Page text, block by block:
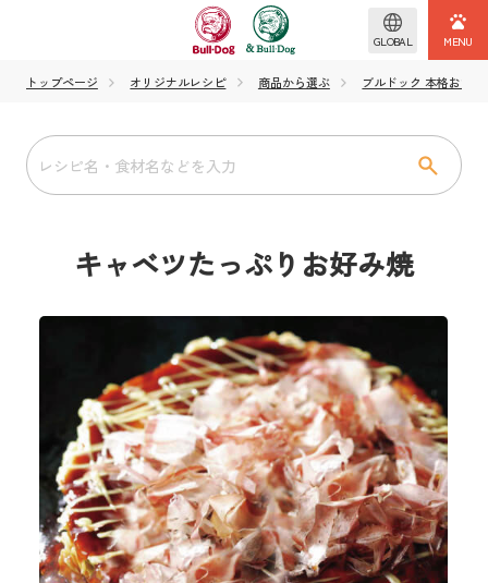
GLOBAL
トップページ オリジナルレシピ 商品から選ぶ ブルドック 本格お好
キャベツたっぷりお好み焼